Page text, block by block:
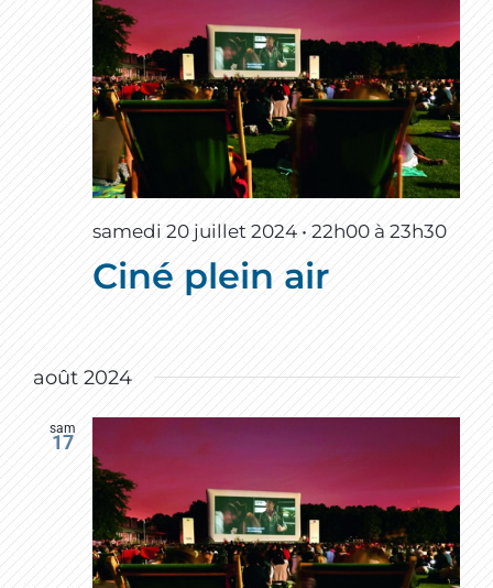
samedi 20 juillet 2024 • 22h00 à23h30
Ciné plein air
août 2024
sam
17